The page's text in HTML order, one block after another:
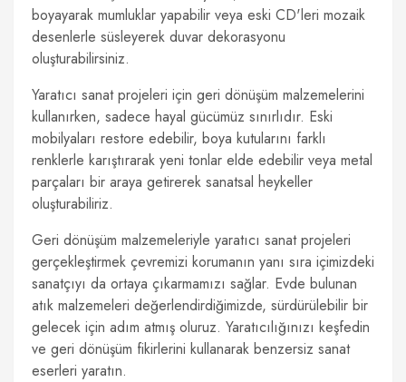
boyayarak mumluklar yapabilir veya eski CD'leri mozaik
desenlerle süsleyerek duvar dekorasyonu
oluşturabilirsiniz.
Yaratıcı sanat projeleri için geri dönüşüm malzemelerini
kullanırken, sadece hayal gücümüz sınırlıdır. Eski
mobilyaları restore edebilir, boya kutularını farklı
renklerle karıştırarak yeni tonlar elde edebilir veya metal
parçaları bir araya getirerek sanatsal heykeller
oluşturabiliriz.
Geri dönüşüm malzemeleriyle yaratıcı sanat projeleri
gerçekleştirmek çevremizi korumanın yanı sıra içimizdeki
sanatçıyı da ortaya çıkarmamızı sağlar. Evde bulunan
atık malzemeleri değerlendirdiğimizde, sürdürülebilir bir
gelecek için adım atmış oluruz. Yaratıcılığınızı keşfedin
ve geri dönüşüm fikirlerini kullanarak benzersiz sanat
eserleri yaratın.